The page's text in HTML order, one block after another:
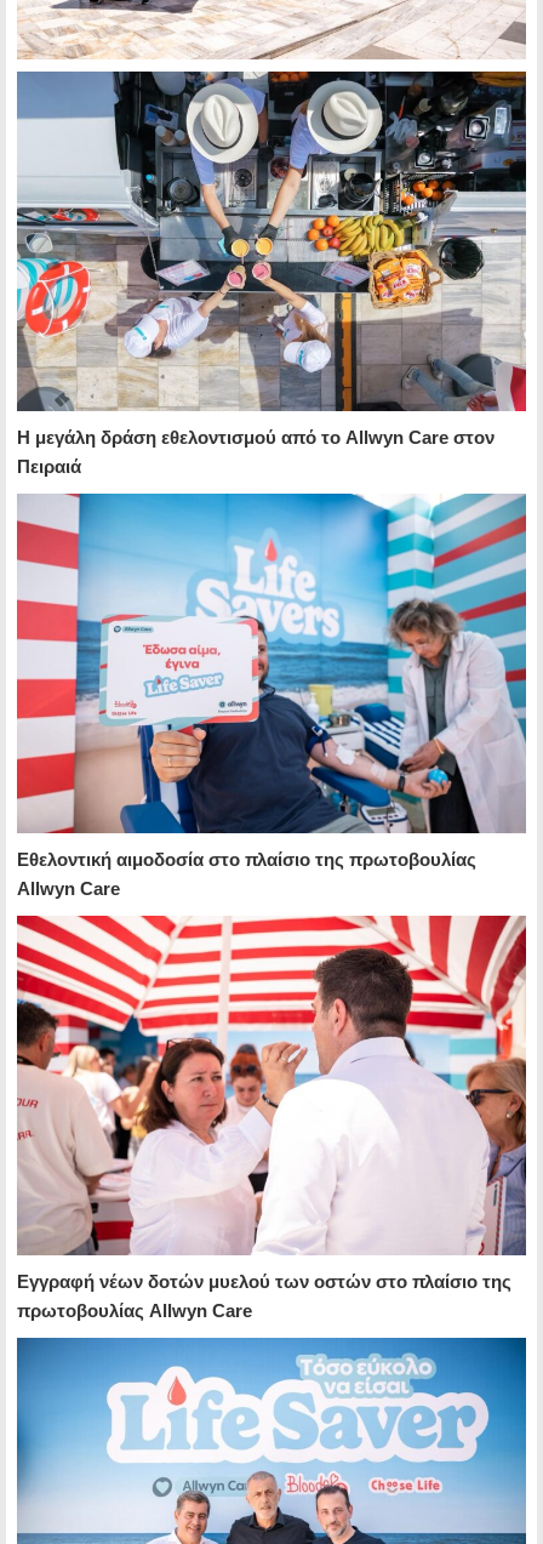
H μεγάλη δράση εθελοντισμού από το Allwyn Care στον
Πειραιά
Εθελοντική αιμοδοσία στο πλαίσιο της πρωτοβουλίας
Allwyn Care
Εγγραφή νέων δοτών μυελού των οστών στο πλαίσιο της
πρωτοβουλίας Allwyn Care